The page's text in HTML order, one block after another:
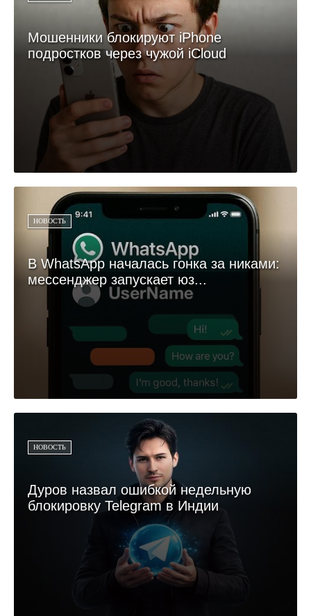
Мошенники блокируют iPhone
подростков через чужой iCloud
НОВОСТЬ
В WhatsApp началась гонка за никами:
мессенджер запускает юз...
НОВОСТЬ
Дуров назвал ошибкой недельную
блокировку Telegram в Индии